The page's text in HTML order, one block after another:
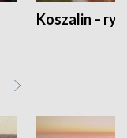
Koszalin –